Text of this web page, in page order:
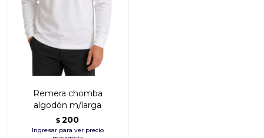
Remera chomba
algodón m/larga
$ 200